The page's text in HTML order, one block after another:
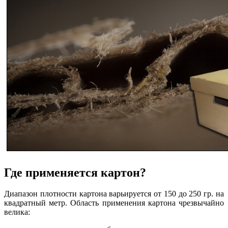
Где применяется картон?
Диапазон плотности картона варьируется от 150 до 250 гр. на
квадратный метр. Область применения картона чрезвычайно
велика: